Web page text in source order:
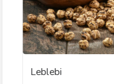
Leblebi